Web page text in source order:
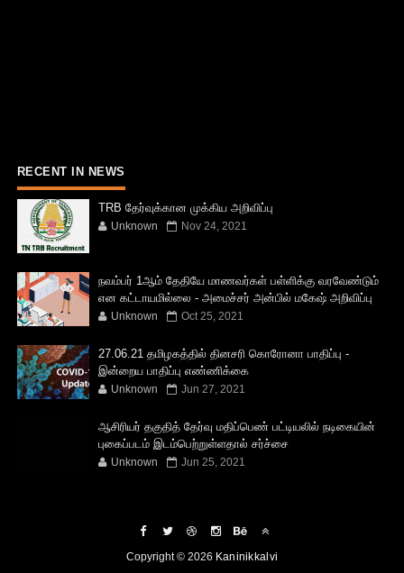
RECENT IN NEWS
TRB தேர்வுக்கான முக்கிய அறிவிப்பு
Unknown Nov 24, 2021
நவம்பர் 1ஆம் தேதியே மாணவர்கள் பள்ளிக்கு வரவேண்டும்
என கட்டாயமில்லை - அமைச்சர் அன்பில் மகேஷ் அறிவிப்பு
Unknown Oct 25, 2021
27.06.21 தமிழகத்தில் தினசரி கொரோனா பாதிப்பு -
இன்றைய பாதிப்பு எண்ணிக்கை
Unknown Jun 27, 2021
ஆசிரியர் தகுதித் தேர்வு மதிப்பெண் பட்டியலில் நடிகையின்
புகைப்படம் இடம்பெற்றுள்ளதால் சர்ச்சை
Unknown Jun 25, 2021
Copyright © 2026 Kaninikkalvi